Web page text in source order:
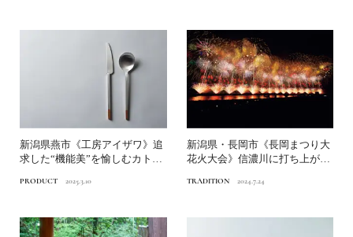
新潟県燕市《工房アイザワ》追
求した“機能美”を愉しむカトラ
PRODUCT 2025.3.10
新潟県・長岡市《長岡まつり大
花火大会》信濃川に打ち上がる
TRADITION 2024.7.24